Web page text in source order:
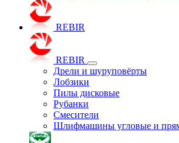
REBIR
REBIR
Дрели и шуруповёрты
Лобзики
Пилы дисковые
Рубанки
Смесители
Шлифмашины угловые и